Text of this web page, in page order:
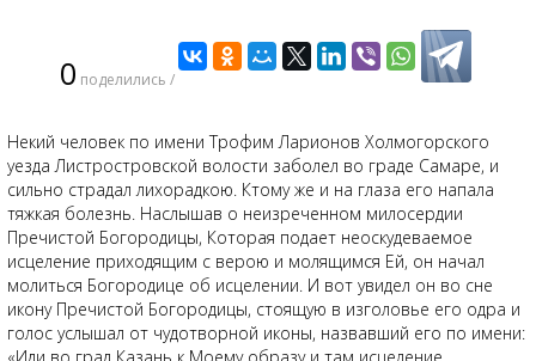
0 поделились /
Некий человек по имени Трофим Ларионов Холмогорского
уезда Листростровской волости заболел во граде Самаре, и
сильно страдал лихорадкою. Ктому же и на глаза его напала
тяжкая болезнь. Наслышав о неизреченном милосердии
Пречистой Богородицы, Которая подает неоскудеваемое
исцеление приходящим с верою и молящимся Ей, он начал
молиться Богородице об исцелении. И вот увидел он во сне
икону Пречистой Богородицы, стоящую в изголовье его одра и
голос услышал от чудотворной иконы, назвавший его по имени: